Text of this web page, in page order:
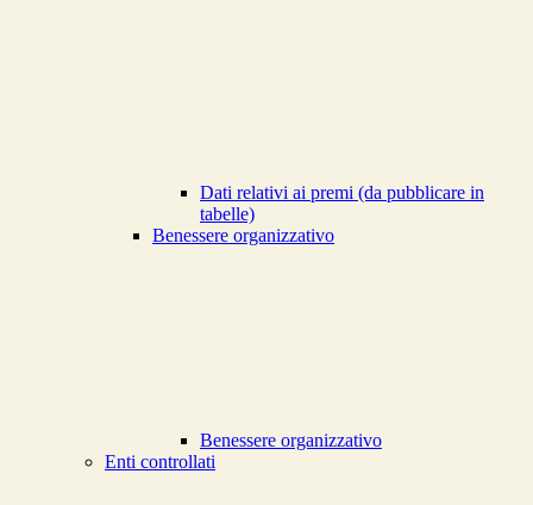
Dati relativi ai premi (da pubblicare in
tabelle)
Benessere organizzativo
Benessere organizzativo
Enti controllati